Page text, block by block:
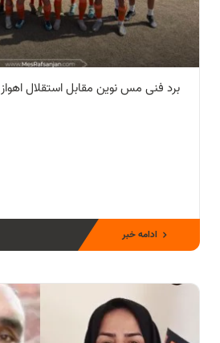
برد فنی مس نوین مقابل استقلال اهواز
ادامه خبر